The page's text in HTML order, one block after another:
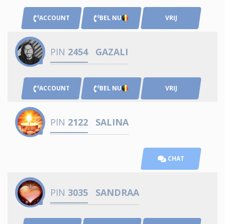
ACCOUNT BEL NU VRIJ
PIN 2454 GAZALI
ACCOUNT BEL NU VRIJ
PIN 2122 SALINA
CHAT
PIN 3035 SANDRAA